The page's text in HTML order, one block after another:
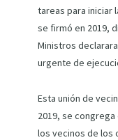
tareas para iniciar
se firmó en 2019,
Ministros
urgente de
Esta unión de
2019, se
los vecinos de los